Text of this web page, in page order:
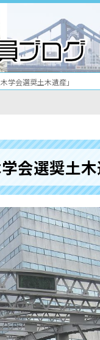
学会選奨土木遺産」
会選奨土木